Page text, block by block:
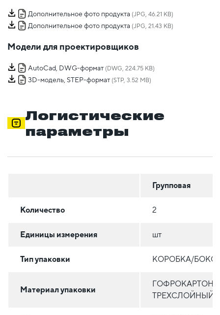
Дополнительное фото продукта (JPG, 46.21 KB)
Дополнительное фото продукта (JPG, 21.43 KB)
Модели для проектировщиков
AutoCad, DWG-формат (DWG, 224.75 KB)
3D-модель, STEP-формат (STP, 3.52 MB)
Логистические
параметры
Групповая
Количество 2
Единицы измерения шт
Тип упаковки КОРОБКА/БОКС
Материал упаковки
ГОФРОКАРТОН
ТРЕХСЛОЙНЫЙ